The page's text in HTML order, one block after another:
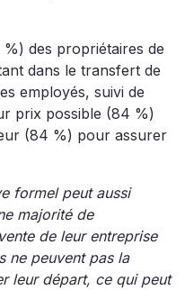
des propriétaires de
dans le transfert de
employés, suivi de
prix possible (84 %)
(84 %) pour assurer
formel peut aussi
majorité de
de leur entreprise
ne peuvent pas la
leur départ, ce qui peut